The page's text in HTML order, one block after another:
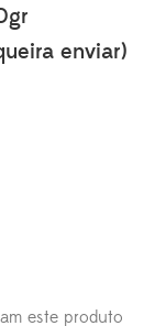
enviar)
este produto